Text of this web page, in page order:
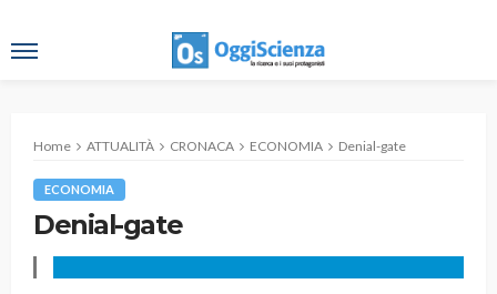
Home ATTUALITÀ CRONACA ECONOMIA Denial-gate
ECONOMIA
Denial-gate